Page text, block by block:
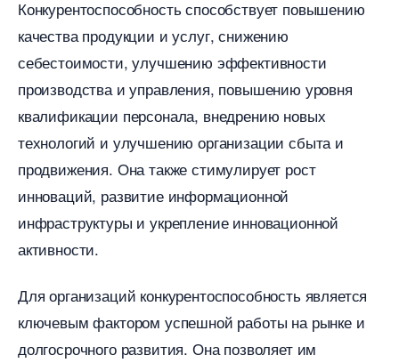
Конкурентоспособность способствует повышению
качества продукции и услуг, снижению
себестоимости, улучшению эффективности
производства и управления, повышению уровня
квалификации персонала, внедрению новых
технологий и улучшению организации сбыта и
продвижения.​ Она также стимулирует рост
инноваций, развитие информационной
инфраструктуры и укрепление инновационной
активности.
Для организаций конкурентоспособность является
ключевым фактором успешной работы на рынке и
долгосрочного развития.​ Она позволяет им